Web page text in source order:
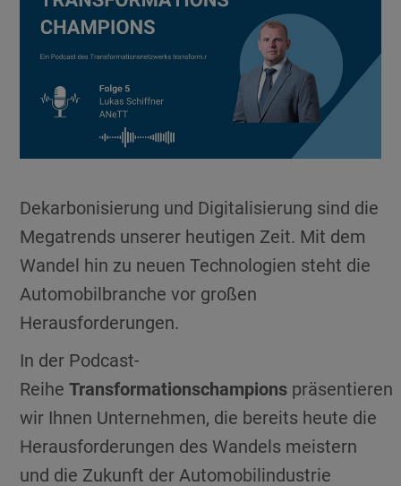
Dekarbonisierung und Digitalisierung sind die
Megatrends unserer heutigen Zeit. Mit dem
Wandel hin zu neuen Technologien steht die
Automobilbranche vor großen
Herausforderungen.
In der Podcast-
ReiheTransformationschampions präsentieren
wir Ihnen Unternehmen, die bereits heute die
Herausforderungen des Wandels meistern
und die Zukunft der Automobilindustrie